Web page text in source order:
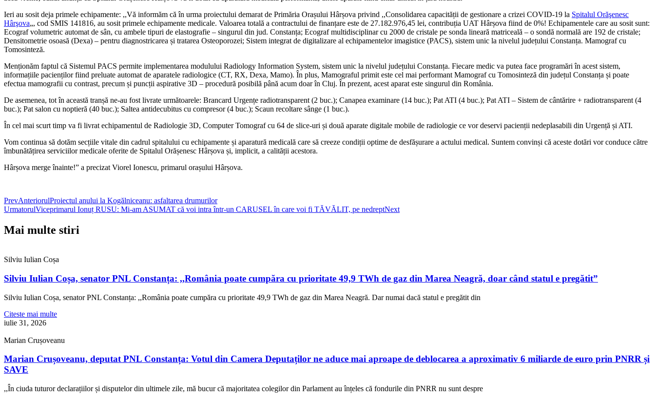
Ieri au sosit deja primele echipamente: ,,Vă informăm că în urma proiectului demarat de Primăria Orașului Hârșova privind ,,Consolidarea capacității de gestionare a crizei COVID-19 la Spitalul Orăşenesc
Hârşova„, cod SMIS 141816, au sosit primele echipamente medicale. Valoarea totală a contractului de finanțare este de 27.182.976,45 lei, contribuția UAT Hârșova fiind de 0%! Echipamentele care au sosit sunt:
Ecograf volumetric automat de sân, cu ambele tipuri de elastografie – singurul din jud. Constanța; Ecograf multidisciplinar cu 2000 de cristale pe sonda lineară matriceală – o sondă normală are 192 de cristale;
Densitometrie osoasă (Dexa) – pentru diagnostricarea și tratarea Osteoporozei; Sistem integrat de digitalizare al echipamentelor imagistice (PACS), sistem unic la nivelul județului Constanța. Mamograf cu
Tomosinteză.
Menționăm faptul că Sistemul PACS permite implementarea modulului Radiology Information System, sistem unic la nivelul județului Constanța. Fiecare medic va putea face programări în acest sistem,
informațiile pacienților fiind preluate automat de aparatele radiologice (CT, RX, Dexa, Mamo). În plus, Mamograful primit este cel mai performant Mamograf cu Tomosinteză din județul Constanța și poate
efectua mamografii cu contrast, precum și puncții aspirative 3D – procedură posibilă până acum doar în Cluj. În prezent, acest aparat este singurul din România.
De asemenea, tot în această tranșă ne-au fost livrate următoarele: Brancard Urgențe radiotransparent (2 buc.); Canapea examinare (14 buc.); Pat ATI (4 buc.); Pat ATI – Sistem de cântărire + radiotransparent (4
buc.); Pat salon cu noptieră (40 buc.); Saltea antidecubitus cu compresor (4 buc.); Scaun recoltare sânge (1 buc.).
În cel mai scurt timp va fi livrat echipamentul de Radiologie 3D, Computer Tomograf cu 64 de slice-uri și două aparate digitale mobile de radiologie ce vor deservi pacienții nedeplasabili din Urgență și ATI.
Vom continua să dotăm secțiile vitale din cadrul spitalului cu echipamente și aparatură medicală care să creeze condiții optime de desfășurare a actului medical. Suntem convinși că aceste dotări vor conduce către
îmbunătățirea serviciilor medicale oferite de Spitalul Orășenesc Hârșova și, implicit, a calității acestora.
Hârșova merge înainte!” a precizat Viorel Ionescu, primarul orașului Hârșova.
PrevAnteriorulProiectul anului la Kogălniceanu: asfaltarea drumurilor
UrmatorulViceprimarul Ionuț RUSU: Mi-am ASUMAT că voi intra într-un CARUSEL în care voi fi TĂVĂLIT, pe nedreptNext
Mai multe stiri
Silviu Iulian Coșa
Silviu Iulian Coșa, senator PNL Constanța: ,,România poate cumpăra cu prioritate 49,9 TWh de gaz din Marea Neagră, doar când statul e pregătit”
Silviu Iulian Coșa, senator PNL Constanța: ,,România poate cumpăra cu prioritate 49,9 TWh de gaz din Marea Neagră. Dar numai dacă statul e pregătit din
Citeste mai multe
iulie 31, 2026
Marian Crușoveanu
Marian Crușoveanu, deputat PNL Constanța: Votul din Camera Deputaților ne aduce mai aproape de deblocarea a aproximativ 6 miliarde de euro prin PNRR și
SAVE
,,În ciuda tuturor declarațiilor și disputelor din ultimele zile, mă bucur că majoritatea colegilor din Parlament au înțeles că fondurile din PNRR nu sunt despre